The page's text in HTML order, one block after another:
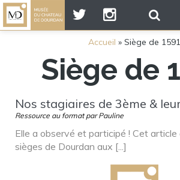
Accueil » Siège de 1591
Siège de
Nos stagiaires de 3ème &
Ressource au format par Pauline
Elle a observé et participé ! Cet article
sièges de Dourdan aux [...]